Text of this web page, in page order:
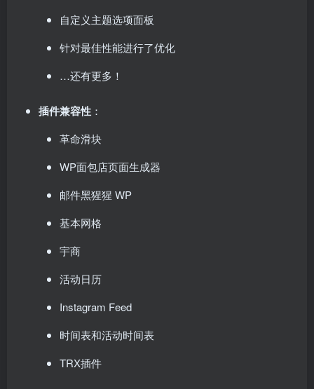
自定义主题选项面板
针对最佳性能进行了优化
…还有更多！
插件兼容性 ：
革命滑块
WP面包店页面生成器
邮件黑猩猩 WP
基本网格
宇商
活动日历
Instagram Feed
时间表和活动时间表
TRX插件